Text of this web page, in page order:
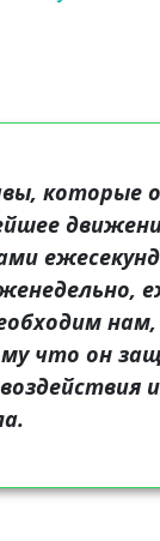
которые
нам,
что он